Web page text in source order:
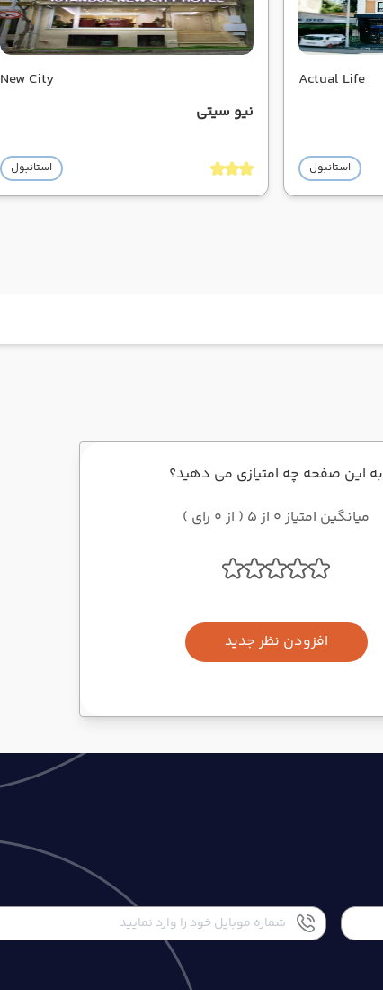
Actual Life
استانبول
New City
نیو سیتی
استانبول
به این صفحه چه امتیازی می دهید؟
میانگین امتیاز 0 از 5 ( از 0 رای )
افزودن نظر جدید